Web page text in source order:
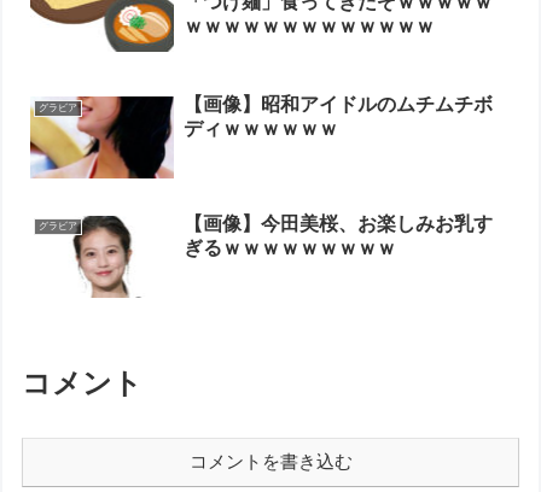
ｗｗｗｗｗｗｗｗｗｗｗｗｗ
グラビア
【画像】昭和アイドルのムチムチボ
ディｗｗｗｗｗｗ
グラビア
【画像】今田美桜、お楽しみお乳す
ぎるｗｗｗｗｗｗｗｗｗ
コメント
コメントを書き込む